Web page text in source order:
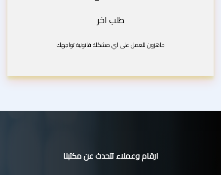
طلب اخر
جاهزون للعمل على اي مشكلة قانونية تواجهك
ارقام وعملاء تتحدث عن مكتبنا